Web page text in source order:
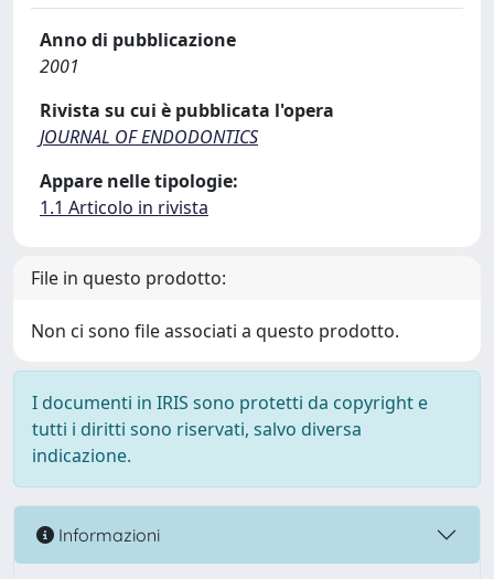
Anno di pubblicazione
2001
Rivista su cui è pubblicata l'opera
JOURNAL OF ENDODONTICS
Appare nelle tipologie:
1.1 Articolo in rivista
File in questo prodotto:
Non ci sono file associati a questo prodotto.
I documenti in IRIS sono protetti da copyright e
tutti i diritti sono riservati, salvo diversa
indicazione.
Informazioni